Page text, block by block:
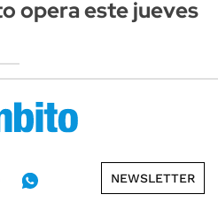
opera este jueves
NEWSLETTER